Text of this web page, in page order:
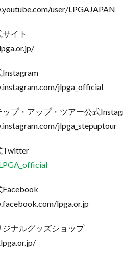
user/LPGAJAPAN
イト
Instagram
jlpga_official
ップ・アップ・ツアー公式
jlpga_stepuptour
Twitter
Facebook
lpga.or.jp
ジナルグッズショップ